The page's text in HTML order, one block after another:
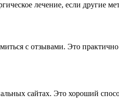
лечение, если другие
с отзывами. Это
сайтах. Это хороший